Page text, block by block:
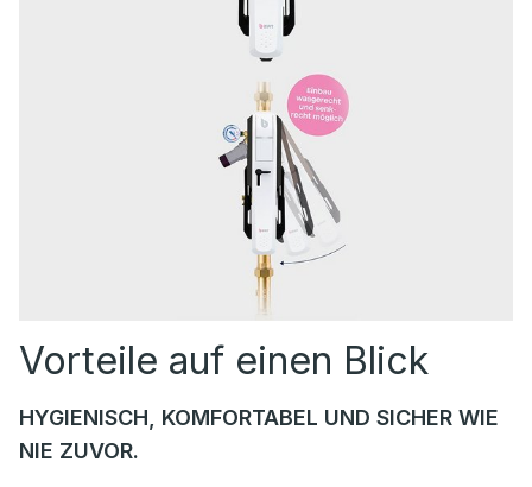
Vorteile auf einen Blick
HYGIENISCH, KOMFORTABEL UND SICHER WIE
NIE ZUVOR.